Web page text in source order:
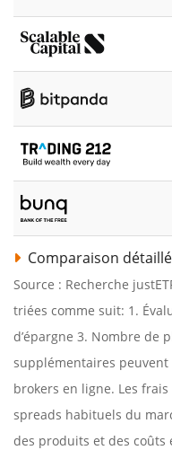
Comparaison
Source : Recherche
triées comme suit: 1.
d’épargne 3. Nombre de
supplémentaires
brokers en ligne. Les
spreads habituels du
des produits et des coûts